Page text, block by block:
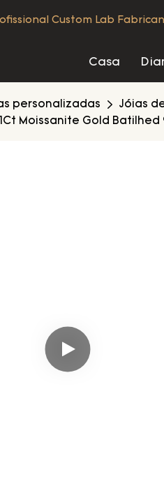
Custom Lab
Casa
personalizadas Jóias
Moissanite Gold